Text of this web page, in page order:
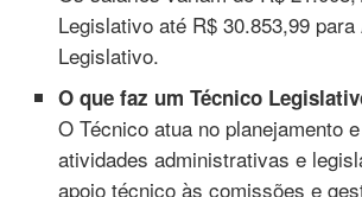
Legislativo até R$ 30.853,99
Legislativo.
O que faz um Técnico
O Técnico atua no planejamento
atividades administrativas e
apoio técnico às comissões e